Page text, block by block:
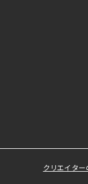
クリエイタ